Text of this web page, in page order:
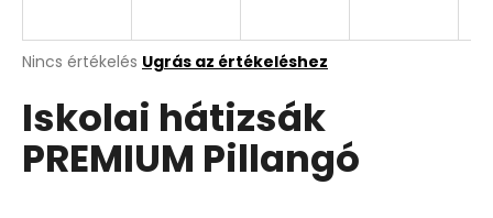
A
átlagos
értékelése
5-
ből
Nincs értékelés Ugrás az értékeléshez
Iskolai hátizsák
PREMIUM Pillangó
A
á
n